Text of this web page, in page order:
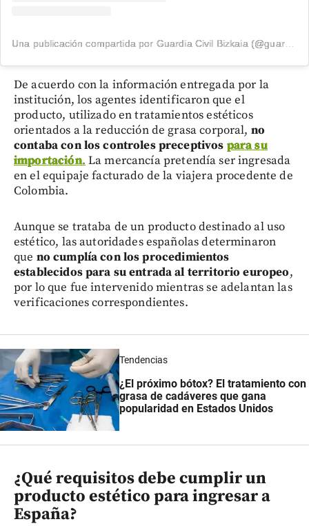
Una publicación compartida por Guardia Civil Bizkaia (@guardiacivilbizkaia)
De acuerdo con la información entregada por la
institución, los agentes identificaron que el
producto, utilizado en tratamientos estéticos
orientados a la reducción de grasa corporal, no
contaba con los controles preceptivos para su
importación. La mercancía pretendía ser ingresada
en el equipaje facturado de la viajera procedente de
Colombia.
Aunque se trataba de un producto destinado al uso
estético, las autoridades españolas determinaron
que no cumplía con los procedimientos
establecidos para su entrada al territorio europeo,
por lo que fue intervenido mientras se adelantan las
verificaciones correspondientes.
Tendencias
¿El próximo bótox? El tratamiento con
grasa de cadáveres que gana
popularidad en Estados Unidos
¿Qué requisitos debe cumplir un
producto estético para ingresar a
España?